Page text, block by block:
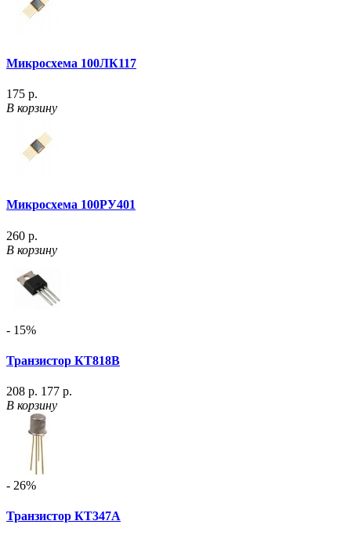
Микросхема 100ЛК117
175 р.
В корзину
Микросхема 100РУ401
260 р.
В корзину
- 15%
Транзистор КТ818В
208 р. 177 р.
В корзину
- 26%
Транзистор КТ347А